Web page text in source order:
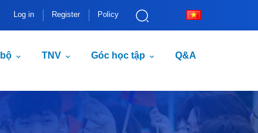
Log in Register Policy
TNV Góc học tập Q&A